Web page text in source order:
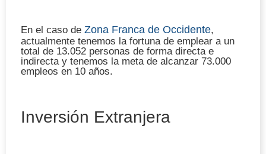
En el caso de Zona Franca de Occidente,
actualmente tenemos la fortuna de emplear a un
total de 13.052 personas de forma directa e
indirectay tenemos la meta de alcanzar 73.000
empleos en 10 años.
Inversión Extranjera